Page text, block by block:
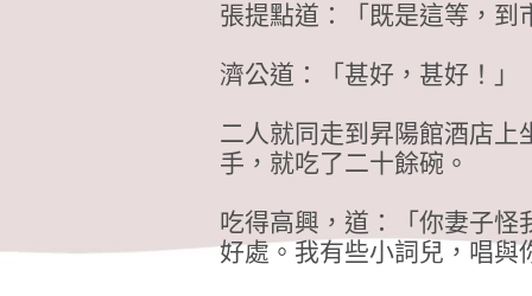
張提點道：「既是這等，到
濟公道：「甚好，甚好！」
二人就同走到昇陽館酒店上
手，就吃了二十餘碗。
吃得高興，道：「你妻子怪
好處。我有些小詞兒，唱與